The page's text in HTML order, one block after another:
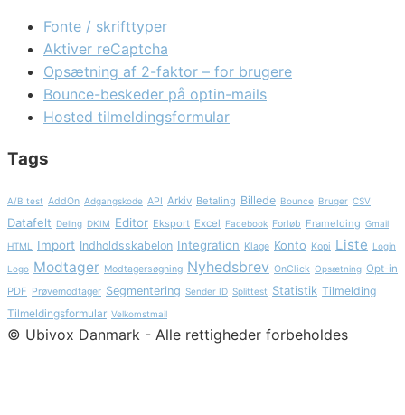
Fonte / skrifttyper
Aktiver reCaptcha
Opsætning af 2-faktor – for brugere
Bounce-beskeder på optin-mails
Hosted tilmeldingsformular
Tags
A/B test AddOn Adgangskode API Arkiv Betaling Billede Bounce Bruger CSV
Datafelt Deling DKIM Editor Eksport Excel Facebook Forløb Framelding Gmail
HTML Import Indholdsskabelon Integration Klage Konto Kopi Liste Login
Logo Modtager Modtagersøgning Nyhedsbrev OnClick Opsætning Opt-in
PDF Prøvemodtager Segmentering Sender ID Splittest Statistik Tilmelding
Tilmeldingsformular Velkomstmail
© Ubivox Danmark - Alle rettigheder forbeholdes